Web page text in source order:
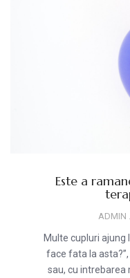
Este a
ADMIN
Multe cupluri ajung
face fata la
sau, cu intrebarea